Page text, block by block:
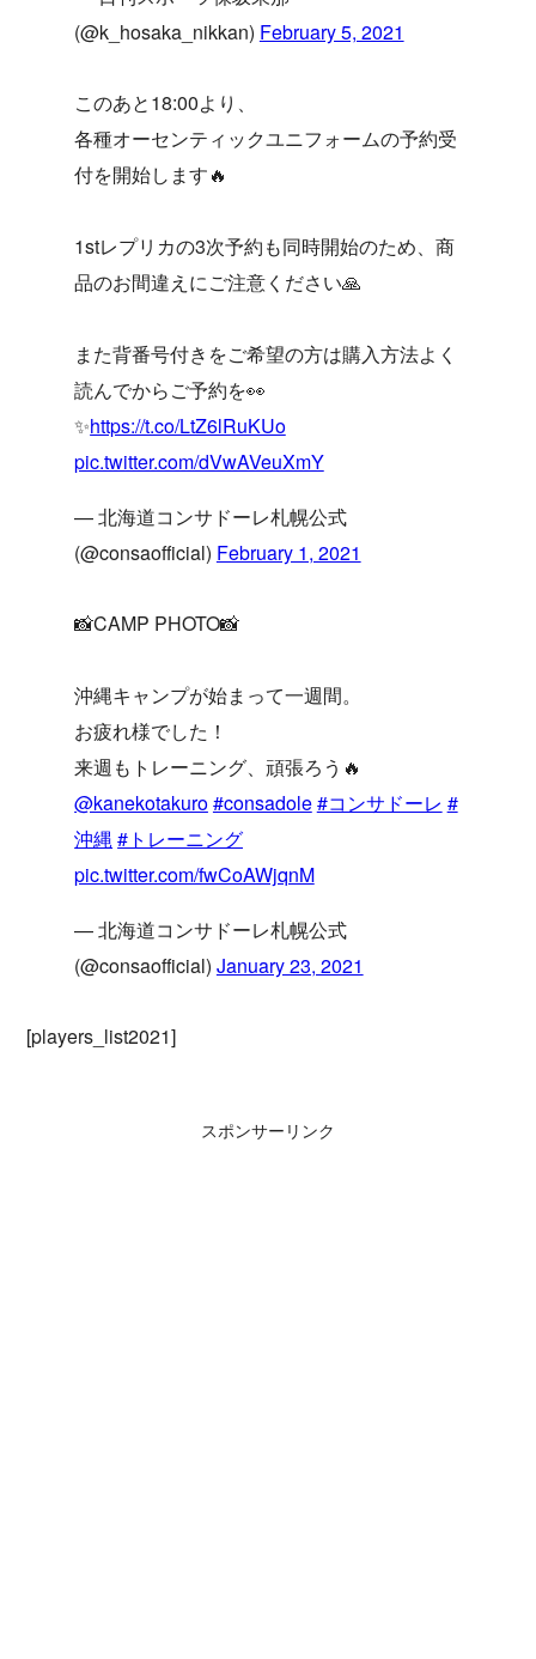
(@k_hosaka_nikkan) February 5, 2021
このあと18:00より、
各種オーセンティックユニフォームの予約受
付を開始します🔥
1stレプリカの3次予約も同時開始のため、商
品のお間違えにご注意ください🙏
また背番号付きをご希望の方は購入方法よく
読んでからご予約を👀
✨https://t.co/LtZ6lRuKUo
pic.twitter.com/dVwAVeuXmY
— 北海道コンサドーレ札幌公式
(@consaofficial) February 1, 2021
📸CAMP PHOTO📸
沖縄キャンプが始まって一週間。
お疲れ様でした！
来週もトレーニング、頑張ろう🔥
@kanekotakuro#consadole#コンサドーレ #
沖縄#トレーニング
pic.twitter.com/fwCoAWjqnM
— 北海道コンサドーレ札幌公式
(@consaofficial) January 23, 2021
[players_list2021]
スポンサーリンク